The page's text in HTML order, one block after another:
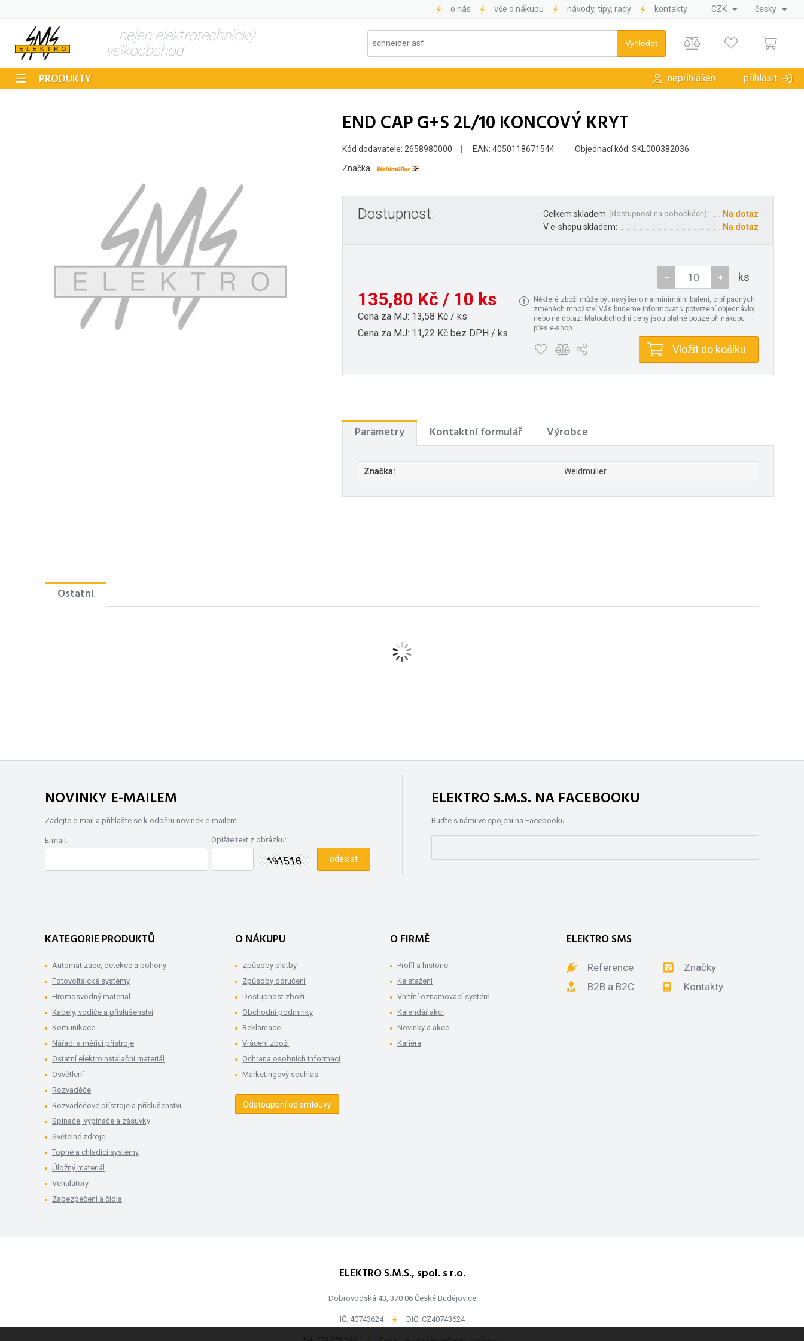
o nás vše o nákupu návody, tipy, rady kontakty CZK česky
... nejen elektrotechnický
velkoobchod
PRODUKTY nepřihlášen přihlásit
END CAP G+S 2L/10 KONCOVÝ KRYT
Kód dodavatele: 2658980000 EAN: 4050118671544
Objednací kód: SKL000382036
Značka:
Dostupnost: Celkem skladem (dostupnost na pobočkách):
Na dotaz
V e-shopu skladem:
Na dotaz
135,80 Kč / 10 ks
Cena za MJ: 13,58 Kč / ks
Cena za MJ: 11,22 Kč bez DPH / ks
ks
Některé zboží může být navýšeno na minimální balení, o případných
změnách množství Vás budeme informovat v potvrzení objednávky
nebo na dotaz. Maloobchodní ceny jsou platné pouze při nákupu
přes e-shop.
Vložit do košíku
Parametry Kontaktní formulář Výrobce
Značka: Weidmüller
Ostatní
NOVINKY E-MAILEM
Zadejte e-mail a přihlašte se k odběru novinek e-mailem.
E-mail: Opište text z obrázku:
ELEKTRO S.M.S. NA FACEBOOKU
Buďte s námi ve spojení na Facebooku.
KATEGORIE PRODUKTŮ
Automatizace, detekce a pohony
Fotovoltaické systémy
Hromosvodný materiál
Kabely, vodiče a příslušenství
Komunikace
Nářadí a měřící přístroje
Ostatní elektroinstalační materiál
Osvětlení
Rozvaděče
Rozvaděčové přístroje a příslušenství
Spínače, vypínače a zásuvky
Světelné zdroje
Topné a chladící systémy
Úložný materiál
Ventilátory
Zabezpečení a čidla
O NÁKUPU
Způsoby platby
Způsoby doručení
Dostupnost zboží
Obchodní podmínky
Reklamace
Vrácení zboží
Ochrana osobních informací
Marketingový souhlas
Odstoupení od smlouvy
O FIRMĚ
Profil a historie
Ke stažení
Vnitřní oznamovací systém
Kalendář akcí
Novinky a akce
Kariéra
ELEKTRO SMS
Reference
Značky
B2B a B2C
Kontakty
ELEKTRO S.M.S., spol. s r.o.
Dobrovodská 43, 370 06 České Budějovice
IČ: 40743624 - DIČ: CZ40743624